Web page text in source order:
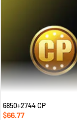
6850+2744 CP
$66.77